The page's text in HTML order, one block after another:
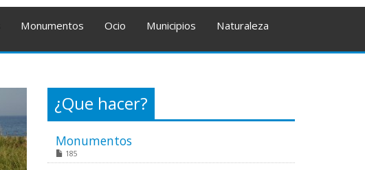
Monumentos Ocio Municipios Naturaleza
¿Que hacer?
Monumentos
185